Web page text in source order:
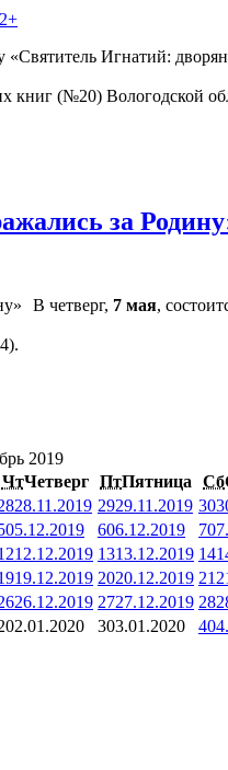
«Святитель Игнатий:
книг (№20) Вологодской
за
В четверг, 7 мая,
2019
ЧтЧетверг ПтПятница Сб
28.11.2019 2929.11.2019 30
05.12.2019 606.12.2019 7
12.12.2019 1313.12.2019 14
19.12.2019 2020.12.2019 21
26.12.2019 2727.12.2019 28
02.01.2020 303.01.2020 4